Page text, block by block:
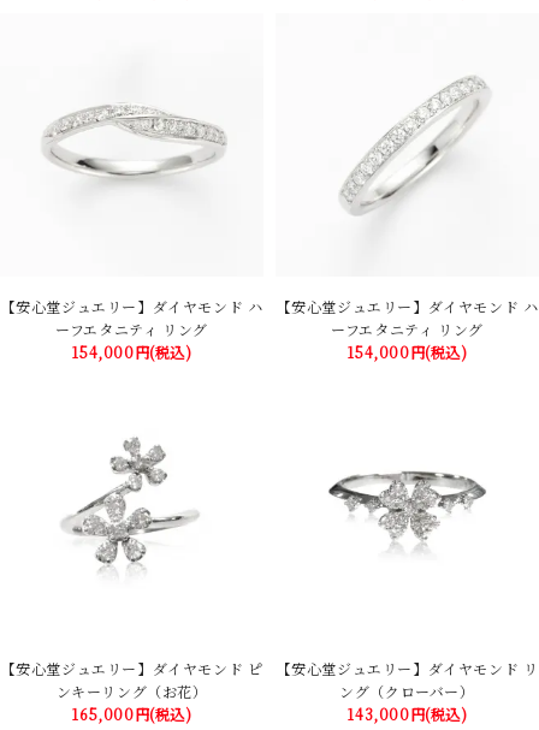
【安心堂ジュエリー】ダイヤモンド ハ
ーフエタニティ リング
154,000円(税込)
【安心堂ジュエリー】ダイヤモンド ハ
ーフエタニティ リング
154,000円(税込)
【安心堂ジュエリー】ダイヤモンド ピ
ンキーリング（お花）
165,000円(税込)
【安心堂ジュエリー】ダイヤモンド リ
ング（クローバー）
143,000円(税込)